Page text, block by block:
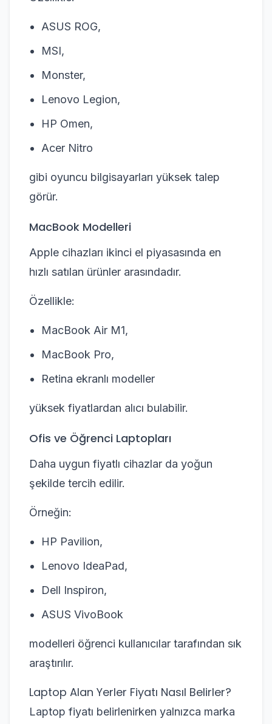
ASUS ROG,
MSI,
Monster,
Lenovo Legion,
HP Omen,
Acer Nitro
gibi oyuncu bilgisayarları yüksek talep
görür.
MacBook Modelleri
Apple cihazları ikinci el piyasasında en
hızlı satılan ürünler arasındadır.
Özellikle:
MacBook Air M1,
MacBook Pro,
Retina ekranlı modeller
yüksek fiyatlardan alıcı bulabilir.
Ofis ve Öğrenci Laptopları
Daha uygun fiyatlı cihazlar da yoğun
şekilde tercih edilir.
Örneğin:
HP Pavilion,
Lenovo IdeaPad,
Dell Inspiron,
ASUS VivoBook
modelleri öğrenci kullanıcılar tarafından sık
araştırılır.
Laptop Alan Yerler Fiyatı Nasıl Belirler?
Laptop fiyatı belirlenirken yalnızca marka